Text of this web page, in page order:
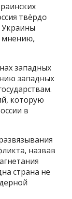
твёрдо
мнению,
западных
западных
которую
в
назвав
страна не